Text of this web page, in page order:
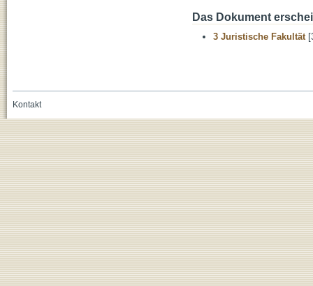
Das Dokument
3 Juristische Fakultät
Kontakt